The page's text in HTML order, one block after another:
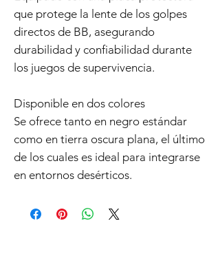
que protege la lente de los golpes
directos de BB, asegurando
durabilidad y confiabilidad durante
los juegos de supervivencia.
Disponible en dos colores
Se ofrece tanto en negro estándar
como en tierra oscura plana, el último
de los cuales es ideal para integrarse
en entornos desérticos.